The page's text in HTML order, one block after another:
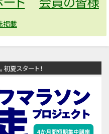
掲載
夏スタート！